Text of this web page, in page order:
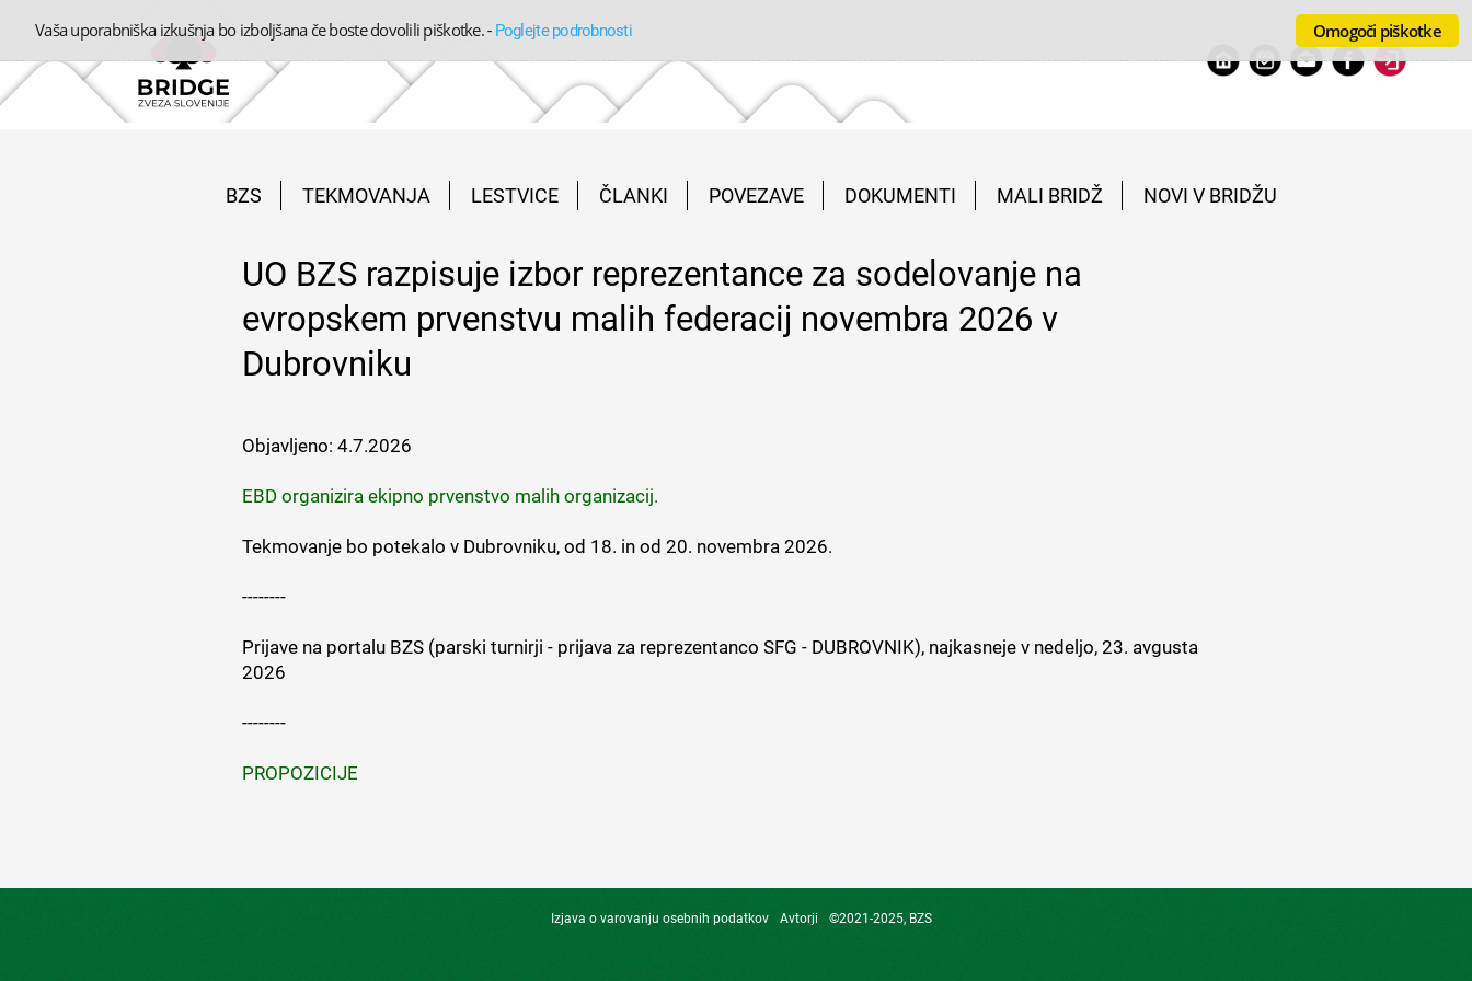
BZS TEKMOVANJA LESTVICE ČLANKI POVEZAVE DOKUMENTI MALI BRIDŽ NOVI V BRIDŽU
UO BZS razpisuje izbor reprezentance za sodelovanje na
evropskem prvenstvu malih federacij novembra 2026 v
Dubrovniku
Objavljeno: 4.7.2026
EBD organizira ekipno prvenstvo malih organizacij.
Tekmovanje bo potekalo v Dubrovniku, od 18. in od 20. novembra 2026.
--------
Prijave na portalu BZS (parski turnirji - prijava za reprezentanco SFG - DUBROVNIK), najkasneje v nedeljo, 23. avgusta
2026
--------
PROPOZICIJE
Izjava o varovanju osebnih podatkov Avtorji ©2021-2025, BZS
Vaša uporabniška izkušnja bo izboljšana če boste dovolili piškotke.- Poglejte podrobnosti Omogoči piškotke